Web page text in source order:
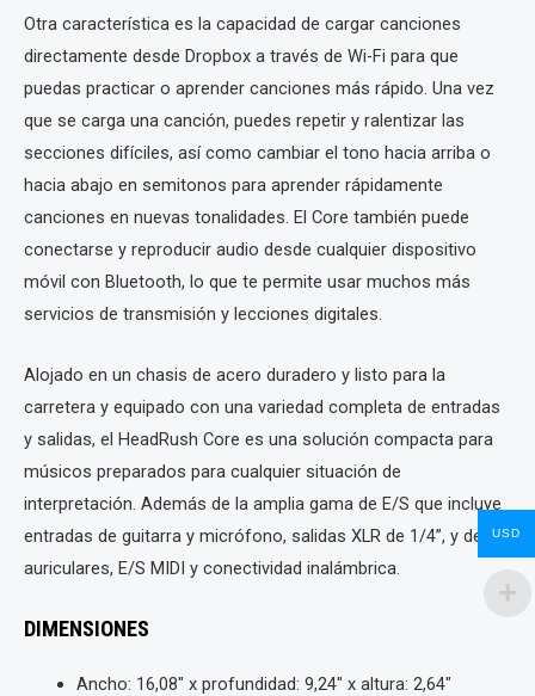
Otra característica es la capacidad de cargar canciones
directamente desde Dropbox a través de Wi-Fi para que
puedas practicar o aprender canciones más rápido. Una vez
que se carga una canción, puedes repetir y ralentizar las
secciones difíciles, así como cambiar el tono hacia arriba o
hacia abajo en semitonos para aprender rápidamente
canciones en nuevas tonalidades. El Core también puede
conectarse y reproducir audio desde cualquier dispositivo
móvil con Bluetooth, lo que te permite usar muchos más
servicios de transmisión y lecciones digitales.
Alojado en un chasis de acero duradero y listo para la
carretera y equipado con una variedad completa de entradas
y salidas, el HeadRush Core es una solución compacta para
músicos preparados para cualquier situación de
interpretación. Además de la amplia gama de E/S que incluye
entradas de guitarra y micrófono, salidas XLR de 1/4”, y de
auriculares, E/S MIDI y conectividad inalámbrica.
DIMENSIONES
Ancho: 16,08″ x profundidad: 9,24″ x altura: 2,64″
USD